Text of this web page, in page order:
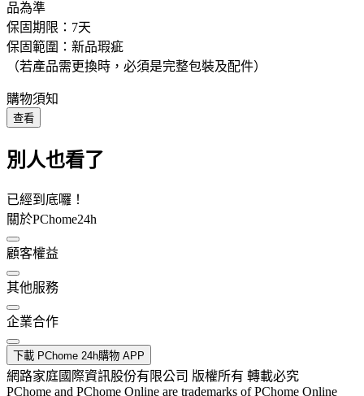
品為準
保固期限：7天
保固範圍：新品瑕疵
（若產品需更換時，必須是完整包裝及配件）
購物須知
查看
別人也看了
已經到底囉！
關於PChome24h
顧客權益
其他服務
企業合作
下載 PChome 24h購物 APP
網路家庭國際資訊股份有限公司 版權所有 轉載必究
PChome and PChome Online are trademarks of PChome Online